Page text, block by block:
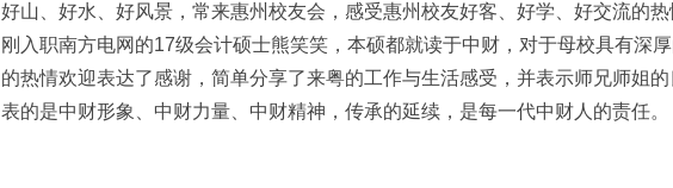
好山、好水、好风景，常来惠州校友会，感受惠州校友好客、好学、好交流的
刚入职南方电网的17级会计硕士熊笑笑，本硕都就读于中财，对于母校具有深
的热情欢迎表达了感谢，简单分享了来粤的工作与生活感受，并表示师兄师姐
表的是中财形象、中财力量、中财精神，传承的延续，是每一代中财人的责任。